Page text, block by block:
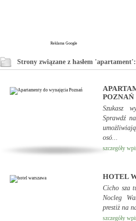
Reklama Google
Strony związane z hasłem 'apartament':
POZNAŃ
Szukasz
Sprawdź
osó...
szczegóły
HOTEL
Cicho sza
Nocleg
prestiż na
szczegóły